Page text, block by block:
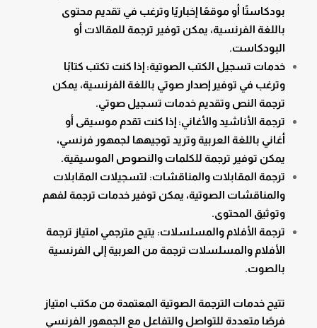
بودكاستًا أو موقعًا إخباريًا وترغب في تقديم محتوى
باللغة الفرنسية، يمكن توفير ترجمة للمقالات أو
البودكاست.
خدمات تسجيل الكتب الصوتية: إذا كنت تكتب كتابًا
وترغب في توفير إصدار صوتي باللغة الفرنسية، يمكن
ترجمة النص وتقديم خدمات تسجيل صوتي.
ترجمة الأناشيد والأغاني: إذا كنت تقدم موسيقى أو
أغاني باللغة العربية وتريد توجيهها لجمهور فرنسي،
يمكن توفير ترجمة للكلمات والنصوص الموسيقية.
ترجمة المقابلات والمناقشات: لتسجيلات المقابلات
والمناقشات الصوتية، يمكن توفير خدمات ترجمة لفهم
وتوثيق المحتوى.
ترجمة الأفلام والمسلسلات: يتيح مترجمي امتياز ترجمة
الأفلام والمسلسلات ترجمة من العربية إلى الفرنسية
بالصوت.
تتيح خدمات الترجمة الصوتية المعتمدة من مكتب امتياز
فرصًا متعددة للتواصل والتفاعل مع الجمهور الفرنسي